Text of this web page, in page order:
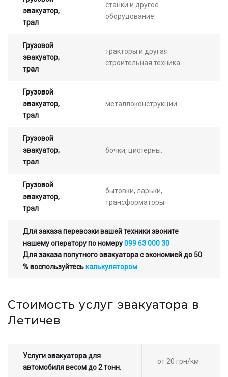
эвакуатор,
трал
станки и другое
оборудование
Грузовой
эвакуатор,
трал
тракторы и другая
строительная техника
Грузовой
эвакуатор,
трал
металлоконструкции
Грузовой
эвакуатор,
трал
бочки, цистерны.
Грузовой
эвакуатор,
трал
бытовки, ларьки,
трансформаторы.
Для заказа перевозки вашей техники звоните
нашему оператору по номеру099 63 000 30
Для заказа попутного эвакуатора с экономией до 50
% воспользуйтеськалькулятором
Стоимость услуг эвакуатора в
Летичев
Услуги эвакуатора для
автомобиля весом до 2 тонн.
от 20 грн/км
стоимости услуг с нашим